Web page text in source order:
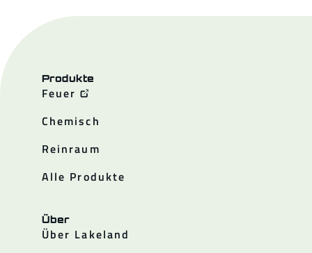
Produkte
Feuer
Chemisch
Reinraum
Alle Produkte
Über
Über Lakeland